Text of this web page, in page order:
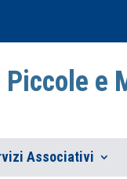
e
Associativi